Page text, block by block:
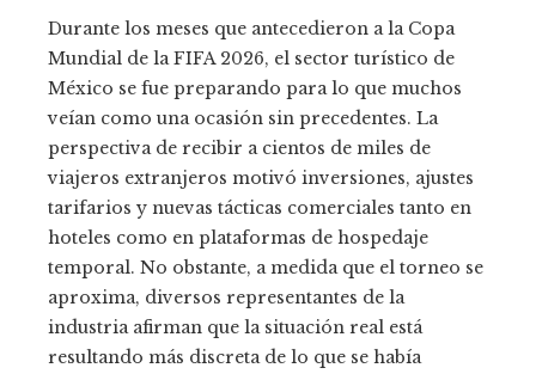
Durante los meses que antecedieron a la Copa
Mundial de la FIFA 2026, el sector turístico de
México se fue preparando para lo que muchos
veían como una ocasión sin precedentes. La
perspectiva de recibir a cientos de miles de
viajeros extranjeros motivó inversiones, ajustes
tarifarios y nuevas tácticas comerciales tanto en
hoteles como en plataformas de hospedaje
temporal. No obstante, a medida que el torneo se
aproxima, diversos representantes de la
industria afirman que la situación real está
resultando más discreta de lo que se había